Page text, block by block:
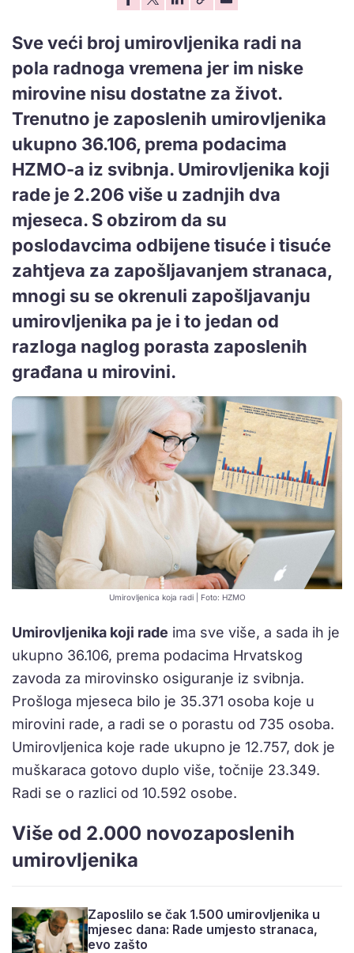
Sve veći broj umirovljenika radi na
pola radnoga vremena jer im niske
mirovine nisu dostatne za život.
Trenutno je zaposlenih umirovljenika
ukupno 36.106, prema podacima
HZMO-a iz svibnja. Umirovljenika koji
rade je 2.206 više u zadnjih dva
mjeseca. S obzirom da su
poslodavcima odbijene tisuće i tisuće
zahtjeva za zapošljavanjem stranaca,
mnogi su se okrenuli zapošljavanju
umirovljenika pa je i to jedan od
razloga naglog porasta zaposlenih
građana u mirovini.
Umirovljenica koja radi | Foto: HZMO
Umirovljenika koji rade ima sve više, a sada ih je
ukupno 36.106, prema podacima Hrvatskog
zavoda za mirovinsko osiguranje iz svibnja.
Prošloga mjeseca bilo je 35.371 osoba koje u
mirovini rade, a radi se o porastu od 735 osoba.
Umirovljenica koje rade ukupno je 12.757, dok je
muškaraca gotovo duplo više, točnije 23.349.
Radi se o razlici od 10.592 osobe.
Više od 2.000 novozaposlenih
umirovljenika
Zaposlilo se čak 1.500 umirovljenika u
mjesec dana: Rade umjesto stranaca,
evo zašto